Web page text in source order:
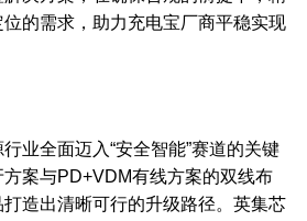
的需求，助力充电宝厂商平稳实现
业全面迈入“安全智能”赛道的关键
案与PD+VDM有线方案的双线布
造出清晰可行的升级路径。英集芯